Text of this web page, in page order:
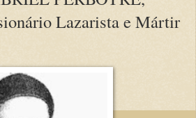
Lazarista e Mártir